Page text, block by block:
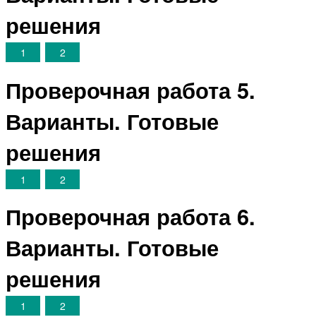
решения
1 2
Проверочная работа 5.
Варианты. Готовые
решения
1 2
Проверочная работа 6.
Варианты. Готовые
решения
1 2